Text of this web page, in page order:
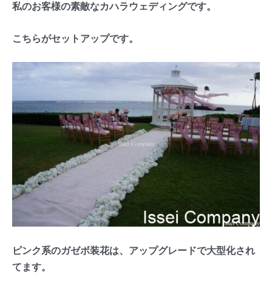
私のお客様の素敵なカハラウェディングです。
こちらがセットアップです。
ピンク系のガゼボ装花は、アップグレードで大型化され
てます。